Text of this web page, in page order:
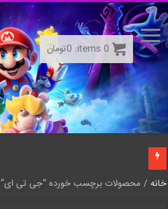
خانه / محصولات برچسب خورده “جی تی ای”
0
items:
0تومان